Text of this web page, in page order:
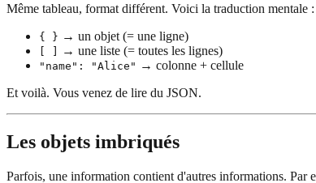
Même tableau, format différent. Voici la traduction mentale :
{ } → un objet (= une ligne)
→ une liste (= toutes les lignes)
"name": "Alice" → colonne + cellule
Et voilà. Vous venez de lire du JSON.
Les objets imbriqués
Parfois, une information contient d'autres informations. Par